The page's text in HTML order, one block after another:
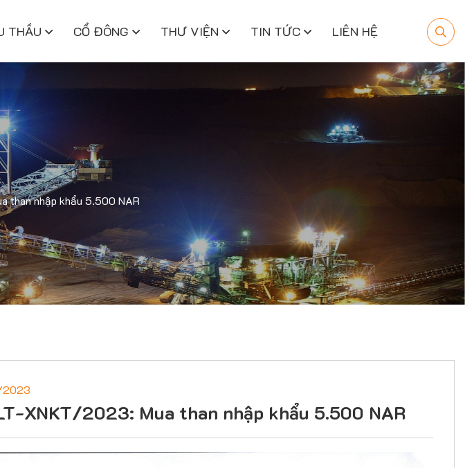
THẦU CỔ ĐÔNG THƯ VIỆN TIN TỨC LIÊN HỆ
than nhập khẩu 5.500 NAR
2023
XNKT/2023: Mua than nhập khẩu 5.500 NAR